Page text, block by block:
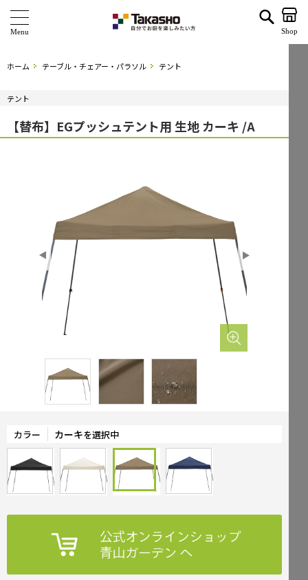
海外ブランド・シリーズ
関連サイト
サポート
メールでお問合せ よくお寄せいただくご質問
Tel. 0120-51-4128
Shop
ホーム テーブル・チェアー・パラソル テント
テント
【替布】EGプッシュテント用 生地 カーキ /A
カラー カーキを選択中